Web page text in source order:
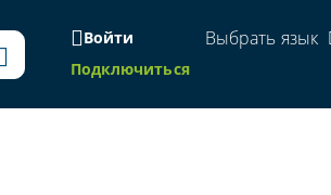
Войти
Подключиться
Выбрать язык